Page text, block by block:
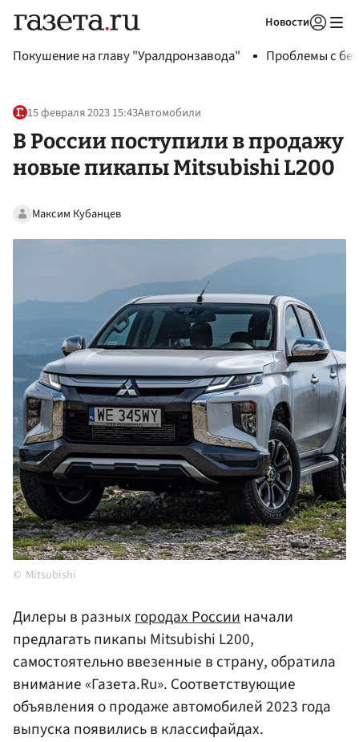
Новости
Покушение на главу "Уралдронзавода" Проблемы с
15 февраля 2023 15:43Автомобили
В России поступили в продажу
новые пикапы Mitsubishi L200
Максим Кубанцев
Mitsubishi
Дилеры в разныхгородах Россииначали
предлагать пикапы Mitsubishi L200,
самостоятельно ввезенные в страну, обратила
внимание «Газета.Ru». Соответствующие
объявления о продаже автомобилей 2023 года
выпуска появились в классифайдах.